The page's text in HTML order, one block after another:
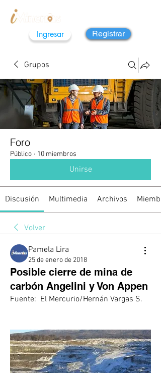
Ingresar Registrar
Grupos
Foro
Público · 10 miembros
Unirse
Discusión Multimedia Archivos
Volver
Pamela Lira
25 de enero de 2018
Posible cierre de mina de
carbón Angelini y Von Appen
Fuente:  El Mercurio/Hernán Vargas S.